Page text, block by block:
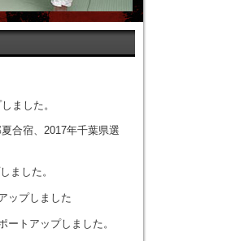
ました。
合宿、2017年千葉県選
ました。
ップしました
トアップしました。